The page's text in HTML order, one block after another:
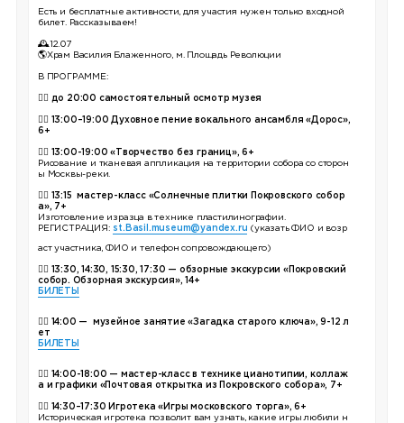
Есть и бесплатные активности, для участия нужен только входной
билет. Рассказываем!
🕰12.07
🌎Храм Василия Блаженного, м. Площадь Революции
В ПРОГРАММЕ:
до 20:00 самостоятельный осмотр музея
13:00–19:00 Духовное пение вокального ансамбля «Дорос»,
6+
13:00-19:00 «Творчество без границ», 6+
Рисование и тканевая аппликация на территории собора со сторон
ы Москвы-реки.
👉🏼 13:15 мастер-класс «Солнечные плитки Покровского собор
а», 7+
Изготовление изразца в технике пластилинографии.
РЕГИСТРАЦИЯ: st.Basil.museum@yandex.ru (указать ФИО и возр
аст участника, ФИО и телефон сопровождающего)
👉🏼 13:30, 14:30, 15:30, 17:30 — обзорные экскурсии «Покровский
собор. Обзорная экскурсия», 14+
БИЛЕТЫ
👉🏼 14:00 — музейное занятие «Загадка старого ключа», 9-12 л
ет
БИЛЕТЫ
14:00-18:00 — мастер-класс в технике цианотипии, коллаж
а и графики «Почтовая открытка из Покровского собора», 7+
14:30–17:30 Игротека «Игры московского торга», 6+
Историческая игротека позволит вам узнать, какие игры любили н